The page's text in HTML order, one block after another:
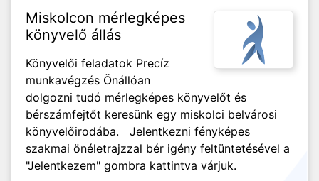
Miskolcon mérlegképes
könyvelő állás
Könyvelői feladatok Precíz
munkavégzés Önállóan
dolgozni tudó mérlegképes könyvelőt és
bérszámfejtőt keresünk egy miskolci belvárosi
könyvelőirodába. Jelentkezni fényképes
szakmai önéletrajzzal bér igény feltüntetésével a
"Jelentkezem" gombra kattintva várjuk.